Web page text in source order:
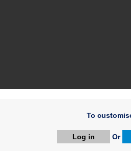
To
Log in Or